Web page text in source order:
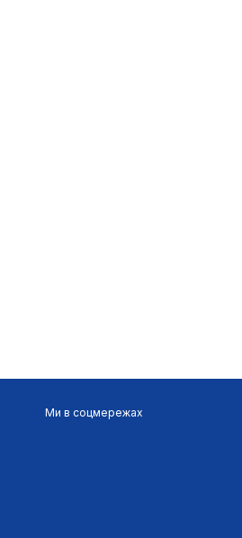
Ми в соцмережах